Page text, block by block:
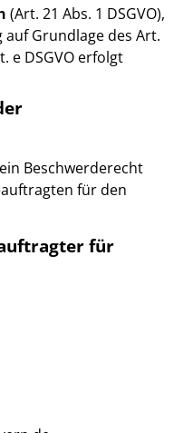
(Art. 21 Abs. 1 DSGVO),
Grundlage des Art.
e DSGVO erfolgt
Beschwerderecht
für den
für